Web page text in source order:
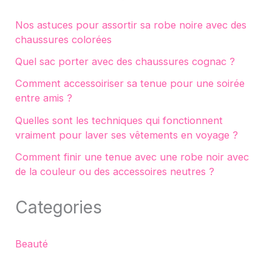
Nos astuces pour assortir sa robe noire avec des
chaussures colorées
Quel sac porter avec des chaussures cognac ?
Comment accessoiriser sa tenue pour une soirée
entre amis ?
Quelles sont les techniques qui fonctionnent
vraiment pour laver ses vêtements en voyage ?
Comment finir une tenue avec une robe noir avec
de la couleur ou des accessoires neutres ?
Categories
Beauté